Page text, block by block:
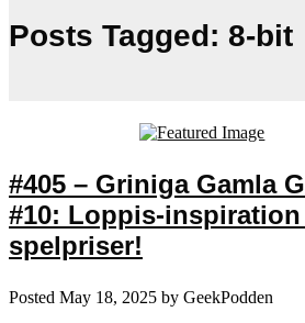
Posts Tagged: 8-bit
#405 – Griniga Gamla
#10: Loppis-
spelpriser!
Posted May 18, 2025 by GeekPodden